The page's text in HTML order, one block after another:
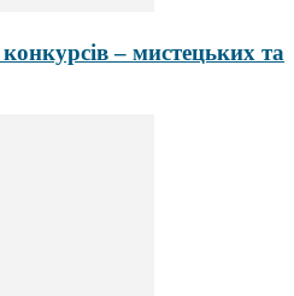
– мистецьких та